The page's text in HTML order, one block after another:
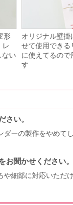
形
レ
ない
オリジナル壁掛
せて使用できる
に使えてるので
す
さい。
ーの製作をやめて
聞かせください。
細部に対応いただ